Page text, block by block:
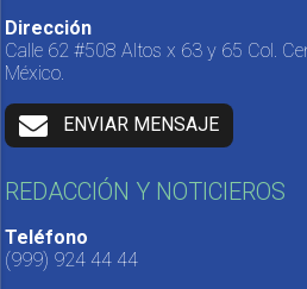
Dirección
Calle 62 #508 Altos x 63 y 65 Col.
México.
ENVIAR MENSAJE
REDACCIÓN Y NOTICIEROS
Teléfono
(999) 924 44 44